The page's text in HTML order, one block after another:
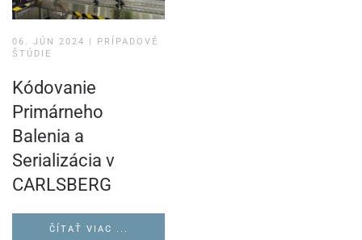
06. JÚN 2024 | PRÍPADOVÉ
ŠTÚDIE
Kódovanie
Primárneho
Balenia a
Serializácia v
CARLSBERG
ČÍTAŤ VIAC ...